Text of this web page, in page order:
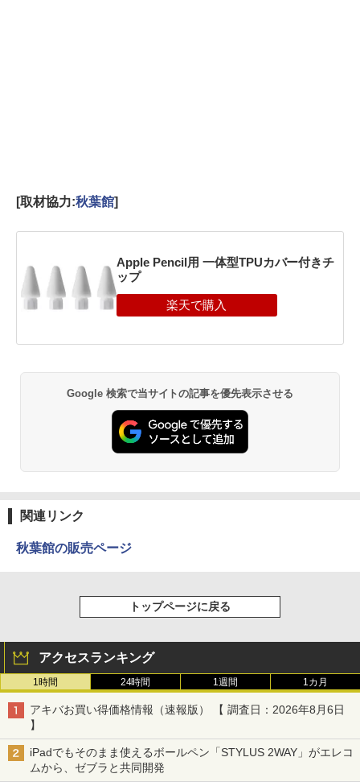
[取材協力:秋葉館]
Apple Pencil用 一体型TPUカバー付きチ
ップ
Google 検索で当サイトの記事を優先表示させる
関連リンク
秋葉館の販売ページ
トップページに戻る
アクセスランキング
1時間 24時間 1週間 1カ月
アキバお買い得価格情報（速報版） 【 調査日：2026年8月6日
】
iPadでもそのまま使えるボールペン「STYLUS 2WAY」がエレコ
ムから、ゼブラと共同開発